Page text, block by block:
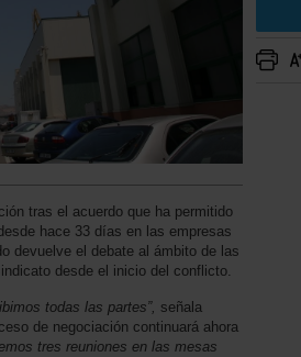
tras el acuerdo que ha permitido
hace 33 días en las empresas
devuelve el debate al ámbito de las
desde el inicio del conflicto.
todas las partes”, señala
de negociación continuará ahora
tres reuniones en las mesas